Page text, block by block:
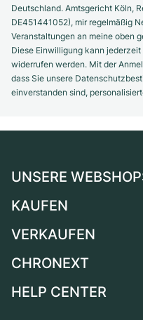
Deutschland. Amtsgericht Köln,
DE451441052), mir regelmäßig
Veranstaltungen an meine oben
Diese Einwilligung kann
widerrufen werden. Mit der
dass Sie unsere
einverstanden sind,
UNSERE
Deutschland
Schweiz
Frankreich
KAUFEN
Alle Luxusuhren
Independent Brands
VERKAUFEN
Uhr verkaufen
CHRONEXT
Über uns
HELP CENTER